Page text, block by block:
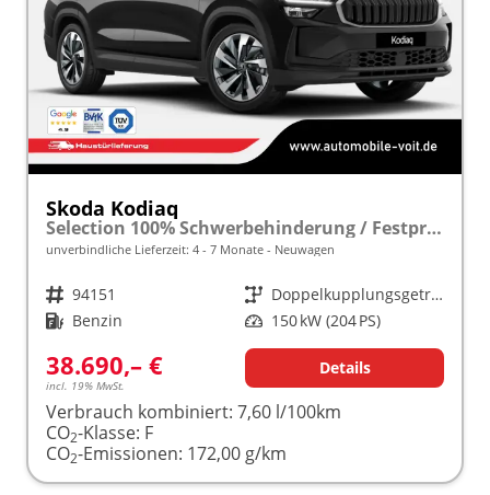
Skoda Kodiaq
Selection 100% Schwerbehinderung / Festpreisgarantie* Modelljahr 2.0 TSI 204 PS DSG 4x4 "Sonderangebot bei Schwerbehinderung" frei konfigurierbar!
unverbindliche Lieferzeit: 4 - 7 Monate Neuwagen
Fahrzeugnr. 94151 Getriebe
Doppelkupplungsgetriebe (DSG)
Kraftstoff Benzin Leistung 150 kW (204 PS)
38.690,– €
incl. 19% MwSt.
Details
Verbrauch kombiniert: 7,60 l/100km
CO2-Klasse: F
CO2-Emissionen: 172,00 g/km